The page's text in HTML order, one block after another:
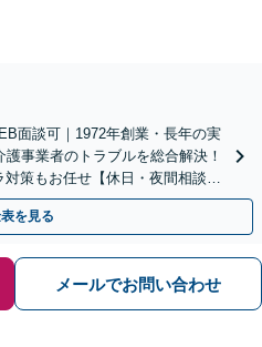
面談可｜1972年創業・長年の実
事業者のトラブルを総合解決！
策もお任せ【休日・夜間相談可
ト体制】
を見る
メールでお問い合わせ